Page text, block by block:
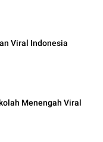
Viral Indonesia
Menengah Viral